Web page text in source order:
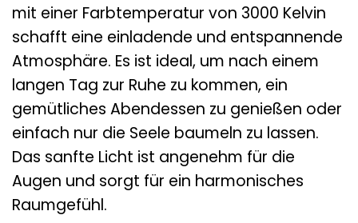
mit einer Farbtemperatur von 3000 Kelvin
schafft eine einladende und entspannende
Atmosphäre. Es ist ideal, um nach einem
langen Tag zur Ruhe zu kommen, ein
gemütliches Abendessen zu genießen oder
einfach nur die Seele baumeln zu lassen.
Das sanfte Licht ist angenehm für die
Augen und sorgt für ein harmonisches
Raumgefühl.